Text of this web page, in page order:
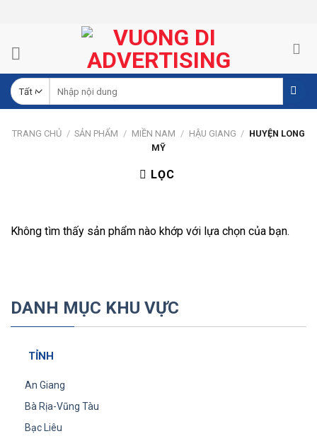
content
TRANG CHỦ / SẢN PHẨM / MIỀN NAM / HẬU GIANG / HUYỆN LONG
MỸ
LỌC
Không tìm thấy sản phẩm nào khớp với lựa chọn của bạn.
DANH MỤC KHU VỰC
TỈNH
An Giang
Bà Rịa-Vũng Tàu
Bạc Liêu